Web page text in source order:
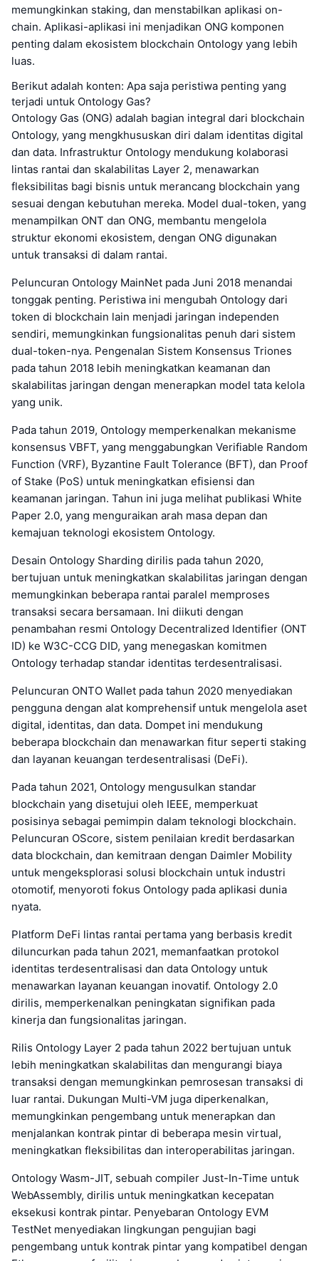
memungkinkan staking, dan menstabilkan aplikasi on-
chain. Aplikasi-aplikasi ini menjadikan ONG komponen
penting dalam ekosistem blockchain Ontology yang lebih
luas.
Berikut adalah konten: Apa saja peristiwa penting yang
terjadi untuk Ontology Gas?
Ontology Gas (ONG) adalah bagian integral dari blockchain
Ontology, yang mengkhususkan diri dalam identitas digital
dan data. Infrastruktur Ontology mendukung kolaborasi
lintas rantai dan skalabilitas Layer 2, menawarkan
fleksibilitas bagi bisnis untuk merancang blockchain yang
sesuai dengan kebutuhan mereka. Model dual-token, yang
menampilkan ONT dan ONG, membantu mengelola
struktur ekonomi ekosistem, dengan ONG digunakan
untuk transaksi di dalam rantai.
Peluncuran Ontology MainNet pada Juni 2018 menandai
tonggak penting. Peristiwa ini mengubah Ontology dari
token di blockchain lain menjadi jaringan independen
sendiri, memungkinkan fungsionalitas penuh dari sistem
dual-token-nya. Pengenalan Sistem Konsensus Triones
pada tahun 2018 lebih meningkatkan keamanan dan
skalabilitas jaringan dengan menerapkan model tata kelola
yang unik.
Pada tahun 2019, Ontology memperkenalkan mekanisme
konsensus VBFT, yang menggabungkan Verifiable Random
Function (VRF), Byzantine Fault Tolerance (BFT), dan Proof
of Stake (PoS) untuk meningkatkan efisiensi dan
keamanan jaringan. Tahun ini juga melihat publikasi White
Paper 2.0, yang menguraikan arah masa depan dan
kemajuan teknologi ekosistem Ontology.
Desain Ontology Sharding dirilis pada tahun 2020,
bertujuan untuk meningkatkan skalabilitas jaringan dengan
memungkinkan beberapa rantai paralel memproses
transaksi secara bersamaan. Ini diikuti dengan
penambahan resmi Ontology Decentralized Identifier (ONT
ID) ke W3C-CCG DID, yang menegaskan komitmen
Ontology terhadap standar identitas terdesentralisasi.
Peluncuran ONTO Wallet pada tahun 2020 menyediakan
pengguna dengan alat komprehensif untuk mengelola aset
digital, identitas, dan data. Dompet ini mendukung
beberapa blockchain dan menawarkan fitur seperti staking
dan layanan keuangan terdesentralisasi (DeFi).
Pada tahun 2021, Ontology mengusulkan standar
blockchain yang disetujui oleh IEEE, memperkuat
posisinya sebagai pemimpin dalam teknologi blockchain.
Peluncuran OScore, sistem penilaian kredit berdasarkan
data blockchain, dan kemitraan dengan Daimler Mobility
untuk mengeksplorasi solusi blockchain untuk industri
otomotif, menyoroti fokus Ontology pada aplikasi dunia
nyata.
Platform DeFi lintas rantai pertama yang berbasis kredit
diluncurkan pada tahun 2021, memanfaatkan protokol
identitas terdesentralisasi dan data Ontology untuk
menawarkan layanan keuangan inovatif. Ontology 2.0
dirilis, memperkenalkan peningkatan signifikan pada
kinerja dan fungsionalitas jaringan.
Rilis Ontology Layer 2 pada tahun 2022 bertujuan untuk
lebih meningkatkan skalabilitas dan mengurangi biaya
transaksi dengan memungkinkan pemrosesan transaksi di
luar rantai. Dukungan Multi-VM juga diperkenalkan,
memungkinkan pengembang untuk menerapkan dan
menjalankan kontrak pintar di beberapa mesin virtual,
meningkatkan fleksibilitas dan interoperabilitas jaringan.
Ontology Wasm-JIT, sebuah compiler Just-In-Time untuk
WebAssembly, dirilis untuk meningkatkan kecepatan
eksekusi kontrak pintar. Penyebaran Ontology EVM
TestNet menyediakan lingkungan pengujian bagi
pengembang untuk kontrak pintar yang kompatibel dengan